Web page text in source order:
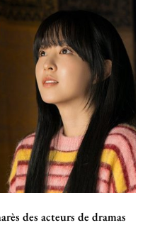
des acteurs de dramas